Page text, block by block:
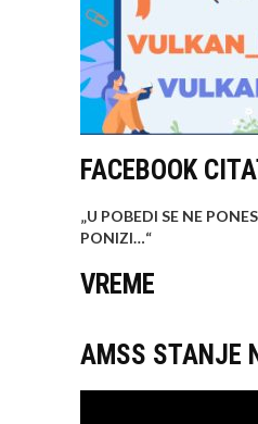
FACEBOOK
„U POBEDI SE NE
PONIZI…“
VREME
AMSS STANJE